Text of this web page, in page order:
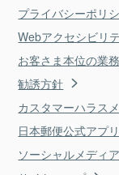
プライバシーポリ
Webアクセシビリ
お客さま本位の業
勧誘方針
カスタマーハラス
日本郵便公式アプ
ソーシャルメディア